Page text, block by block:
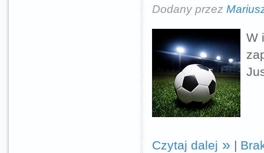
Dodany przez
W
Czytaj dalej |